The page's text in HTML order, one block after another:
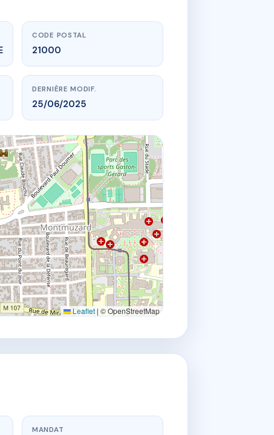
CODE POSTAL
21000
DERNIÈRE MODIF.
25/06/2025
Leaflet| © OpenStreetMap
MANDAT